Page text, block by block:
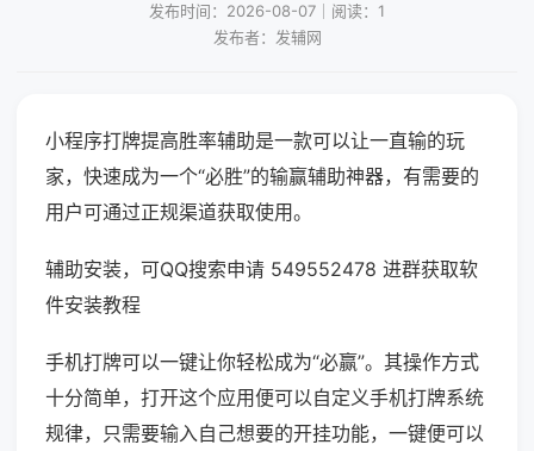
发布时间：2026-08-07｜阅读：1
发布者：发辅网
小程序打牌提高胜率辅助是一款可以让一直输的玩
家，快速成为一个“必胜”的输赢辅助神器，有需要的
用户可通过正规渠道获取使用。
辅助安装，可QQ搜索申请 549552478 进群获取软
件安装教程
手机打牌可以一键让你轻松成为“必赢”。其操作方式
十分简单，打开这个应用便可以自定义手机打牌系统
规律，只需要输入自己想要的开挂功能，一键便可以